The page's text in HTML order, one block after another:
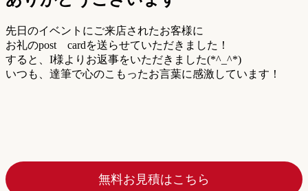
先日のイベントにご来店されたお客様に
お礼のpost cardを送らせていただきました！
すると、I様よりお返事をいただきました(*^_^*)
いつも、達筆で心のこもったお言葉に感激しています！
無料お見積はこちら